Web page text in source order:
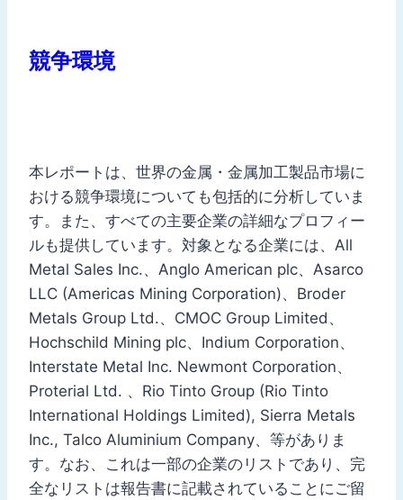
競争環境
本レポートは、世界の金属・金属加工製品市場に
おける競争環境についても包括的に分析していま
す。また、すべての主要企業の詳細なプロフィー
ルも提供しています。対象となる企業には、All
Metal Sales Inc.、Anglo American plc、Asarco
LLC (Americas Mining Corporation)、Broder
Metals Group Ltd.、CMOC Group Limited、
Hochschild Mining plc、Indium Corporation、
Interstate Metal Inc. Newmont Corporation、
Proterial Ltd. 、Rio Tinto Group (Rio Tinto
International Holdings Limited), Sierra Metals
Inc., Talco Aluminium Company、等がありま
す。なお、これは一部の企業のリストであり、完
全なリストは報告書に記載されていることにご留